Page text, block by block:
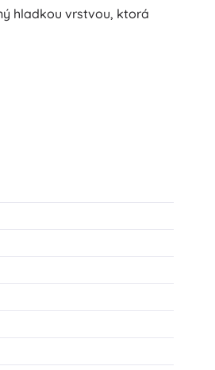
hladkou vrstvou, ktorá